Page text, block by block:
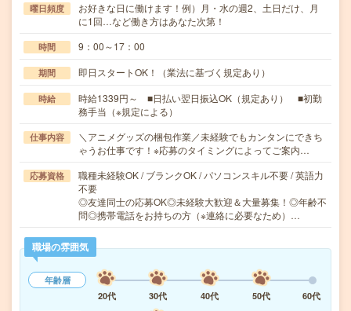
曜日頻度
お好きな日に働けます！例）月・水の週2、土日だけ、月
に1回…など働き方はあなた次第！
時間 9：00～17：00
期間 即日スタートOK！（業法に基づく規定あり）
時給
時給1339円～ ■日払い翌日振込OK（規定あり） ■初勤
務手当（※規定による）
仕事内容
＼アニメグッズの梱包作業／未経験でもカンタンにできち
ゃうお仕事です！※応募のタイミングによってご案内…
応募資格
職種未経験OK / ブランクOK / パソコンスキル不要 / 英語力
不要
◎友達同士の応募OK◎未経験大歓迎＆大量募集！◎年齢不
問◎携帯電話をお持ちの方（※連絡に必要なため）…
職場の雰囲気
年齢層
20代
30代 40代 50代
60代